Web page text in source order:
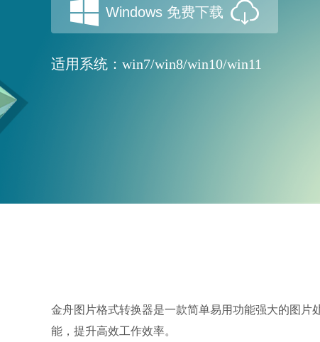
Windows 免费下载
适用系统：win7/win8/win10/win11
金舟图片格式转换器是一款简单易用功能强大的图
能，提升高效工作效率。